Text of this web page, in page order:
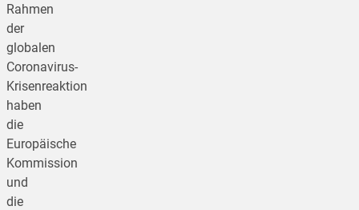
Rahmen
der
globalen
Coronavirus-
Krisenreaktion
haben
die
Europäische
Kommission
und
die